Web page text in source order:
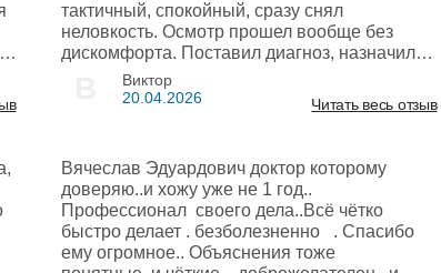
тактичный, спокойный, сразу снял
неловкость. Осмотр прошел вообще без
дискомфорта. Поставил диагноз, назначил
лечение, подробно объяснил, что и как
делать дальше. Жалею только об одном, что
тянул до последнего и не обратился к нему
Виктор
20.04.2026
Читать весь отзыв
Вячеслав Эдуардович доктор которому
доверяю..и хожу уже не 1 год..
Профессионал своего дела..Всё чётко
быстро делает . безболезненно . Спасибо
ему огромное.. Объяснения тоже